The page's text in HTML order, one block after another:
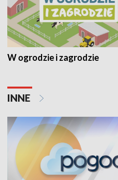
W ogrodzie i zagrodzie
INNE